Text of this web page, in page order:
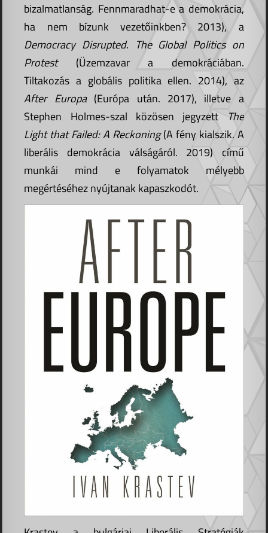
bizalmatlanság. Fennmaradhat-e a demokrácia,
ha nem bízunk vezetőinkben? 2013), a
Democracy Disrupted. The Global Politics on
Protest (Üzemzavar a demokráciában.
Tiltakozás a globális politika ellen. 2014), az
After Europa(Európa után. 2017), illetve a
Stephen Holmes-szal közösen jegyzett
The
Light that Failed: A Reckoning(A fény kialszik. A
liberális demokrácia válságáról. 2019) című
munkái mind e folyamatok mélyebb
megértéséhez nyújtanak kapaszkodót.